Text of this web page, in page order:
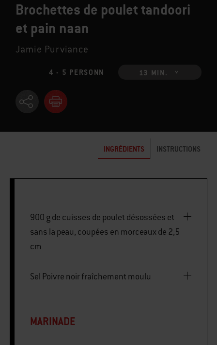
Brochettes de poulet tandoori
et pain naan
Jamie Purviance
4 - 5 PERSONN 13 MIN.
INGRÉDIENTS INSTRUCTIONS
900 g de cuisses de poulet désossées et
sans la peau, coupées en morceaux de 2,5
cm
Sel Poivre noir fraîchement moulu
MARINADE